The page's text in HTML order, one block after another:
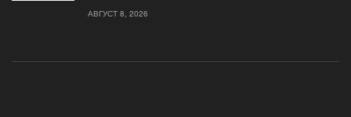
АВГУСТ 8, 2026